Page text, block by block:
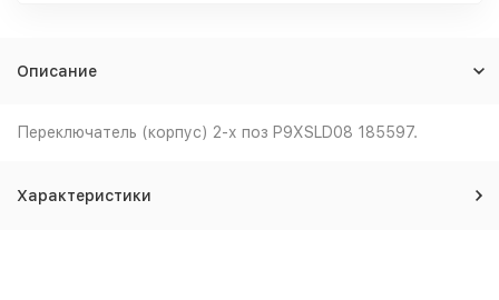
Описание
Переключатель (корпус) 2-х поз P9XSLD08 185597.
Характеристики